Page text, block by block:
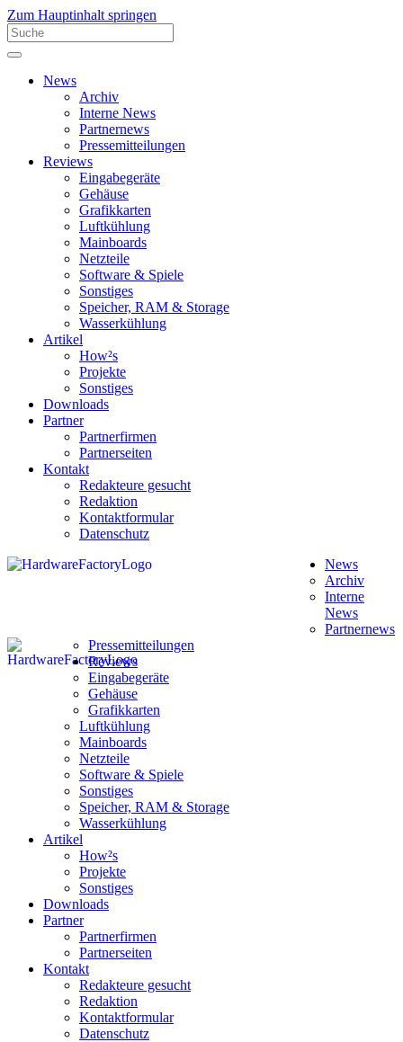
Zum Hauptinhalt springen
News
Archiv
Interne News
Partnernews
Pressemitteilungen
Reviews
Eingabegeräte
Gehäuse
Grafikkarten
Luftkühlung
Mainboards
Netzteile
Software & Spiele
Sonstiges
Speicher, RAM & Storage
Wasserkühlung
Artikel
How²s
Projekte
Sonstiges
Downloads
Partner
Partnerfirmen
Partnerseiten
Kontakt
Redakteure gesucht
Redaktion
Kontaktformular
Datenschutz
News
Archiv
Interne
News
Partnernews
Pressemitteilungen
Reviews
Eingabegeräte
Gehäuse
Grafikkarten
Luftkühlung
Mainboards
Netzteile
Software & Spiele
Sonstiges
Speicher, RAM & Storage
Wasserkühlung
Artikel
How²s
Projekte
Sonstiges
Downloads
Partner
Partnerfirmen
Partnerseiten
Kontakt
Redakteure gesucht
Redaktion
Kontaktformular
Datenschutz